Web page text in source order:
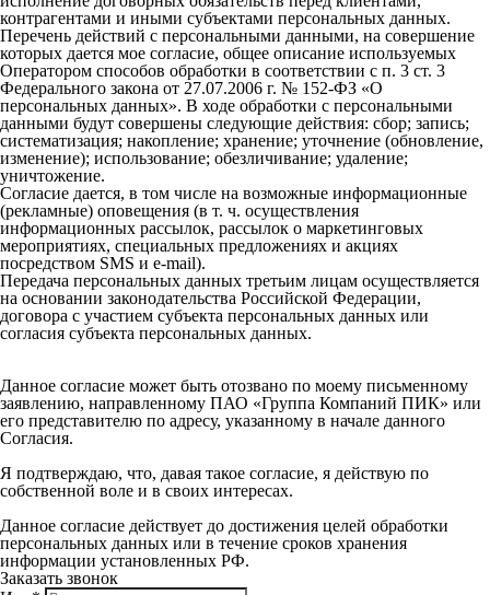
контрагентами и иными субъектами персональных данных.
Перечень действий с персональными данными, на совершение
которых дается мое согласие, общее описание используемых
Оператором способов обработки в соответствии с п. 3 ст. 3
Федерального закона от 27.07.2006 г. № 152-ФЗ «О
персональных данных». В ходе обработки с персональными
данными будут совершены следующие действия: сбор; запись;
систематизация; накопление; хранение; уточнение (обновление,
изменение); использование; обезличивание; удаление;
уничтожение.
Согласие дается, в том числе на возможные информационные
(рекламные) оповещения (в т. ч. осуществления
информационных рассылок, рассылок о маркетинговых
мероприятиях, специальных предложениях и акциях
посредством SMS и e-mail).
Передача персональных данных третьим лицам осуществляется
на основании законодательства Российской Федерации,
договора с участием субъекта персональных данных или
согласия субъекта персональных данных.
Данное согласие может быть отозвано по моему письменному
заявлению, направленному ПАО «Группа Компаний ПИК» или
его представителю по адресу, указанному в начале данного
Согласия.
Я подтверждаю, что, давая такое согласие, я действую по
собственной воле и в своих интересах.
Данное согласие действует до достижения целей обработки
персональных данных или в течение сроков хранения
информации установленных РФ.
Заказать звонок